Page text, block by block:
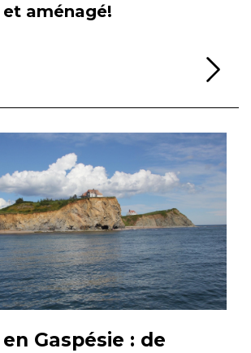
aménagé!
Gaspésie : de